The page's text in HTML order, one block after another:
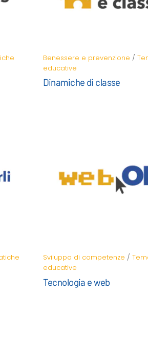
Benessere e prevenzione /
educative
Dinamiche di classe
Sviluppo di competenze /
educative
Tecnologia e web